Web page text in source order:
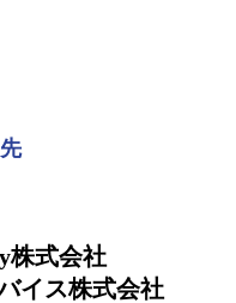
式会社
イス株式会社